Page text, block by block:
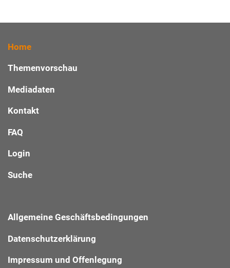
Home
Themenvorschau
Mediadaten
Kontakt
FAQ
Login
Suche
Allgemeine Geschäftsbedingungen
Datenschutzerklärung
Impressum und Offenlegung